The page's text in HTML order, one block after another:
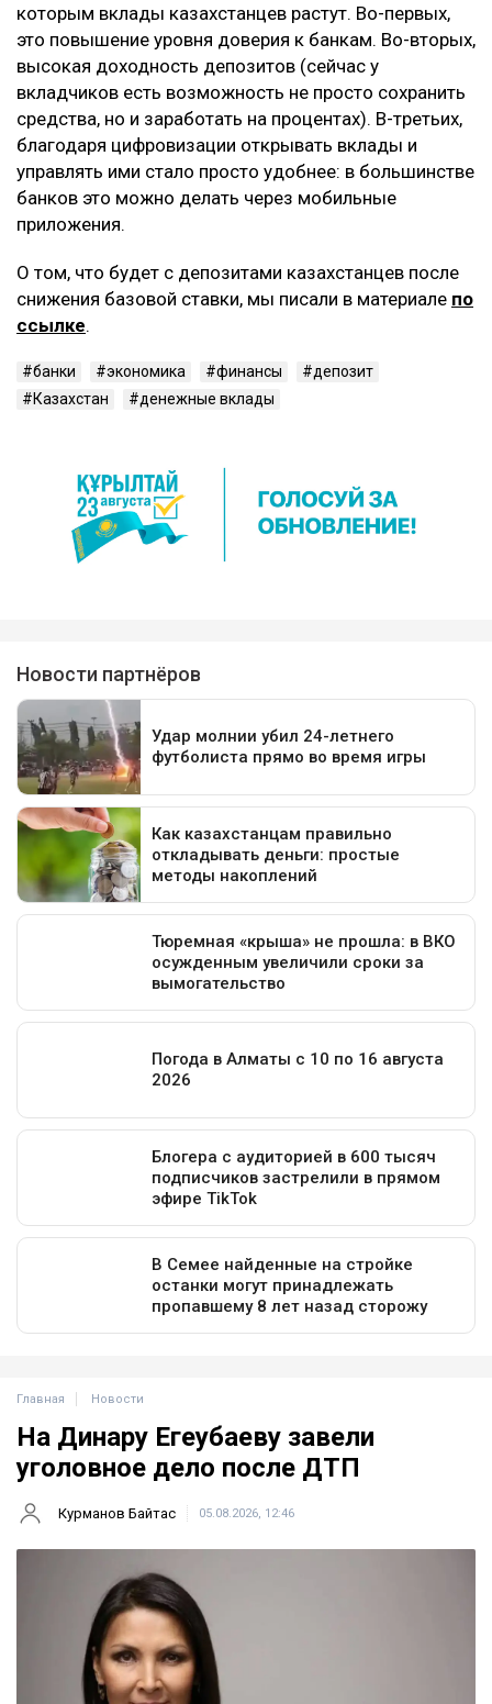
которым вклады казахстанцев растут. Во-первых,
это повышение уровня доверия к банкам. Во-вторых,
высокая доходность депозитов (сейчас у
вкладчиков есть возможность не просто сохранить
средства, но и заработать на процентах). В-третьих,
благодаря цифровизации открывать вклады и
управлять ими стало просто удобнее: в большинстве
банков это можно делать через мобильные
приложения.
О том, что будет с депозитами казахстанцев после
снижения базовой ставки, мы писали в материале по
ссылке.
банки экономика финансы
депозит
Казахстан
денежные вклады
Главная Новости
На Динару Егеубаеву завели
уголовное дело после ДТП
Курманов Байтас 05.08.2026, 12:46